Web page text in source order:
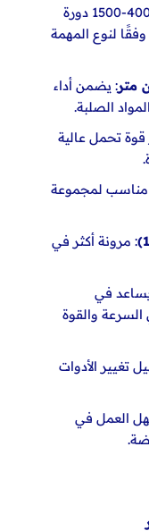
0-400/0-1500 دورة
لنوع المهمة
: يضمن أداء
الصلبة.
قوة تحمل عالية
ملم، مناسب لمجموعة
: مرونة أكثر في
في
والقوة
تغيير الأدوات
العمل في